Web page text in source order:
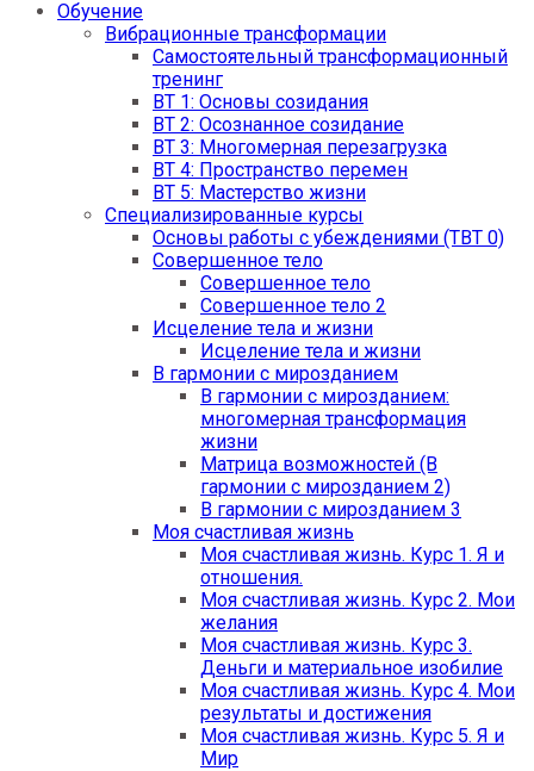
Обучение
Вибрационные трансформации
Самостоятельный трансформационный
тренинг
ВТ 1: Основы созидания
ВТ 2: Осознанное созидание
ВТ 3: Многомерная перезагрузка
ВТ 4: Пространство перемен
ВТ 5: Мастерство жизни
Специализированные курсы
Основы работы с убеждениями (ТВТ 0)
Совершенное тело
Совершенное тело
Совершенное тело 2
Исцеление тела и жизни
Исцеление тела и жизни
В гармонии с мирозданием
В гармонии с мирозданием:
многомерная трансформация
жизни
Матрица возможностей (В
гармонии с мирозданием 2)
В гармонии с мирозданием 3
Моя счастливая жизнь
Моя счастливая жизнь. Курс 1. Я и
отношения.
Моя счастливая жизнь. Курс 2. Мои
желания
Моя счастливая жизнь. Курс 3.
Деньги и материальное изобилие
Моя счастливая жизнь. Курс 4. Мои
результаты и достижения
Моя счастливая жизнь. Курс 5. Я и
Мир